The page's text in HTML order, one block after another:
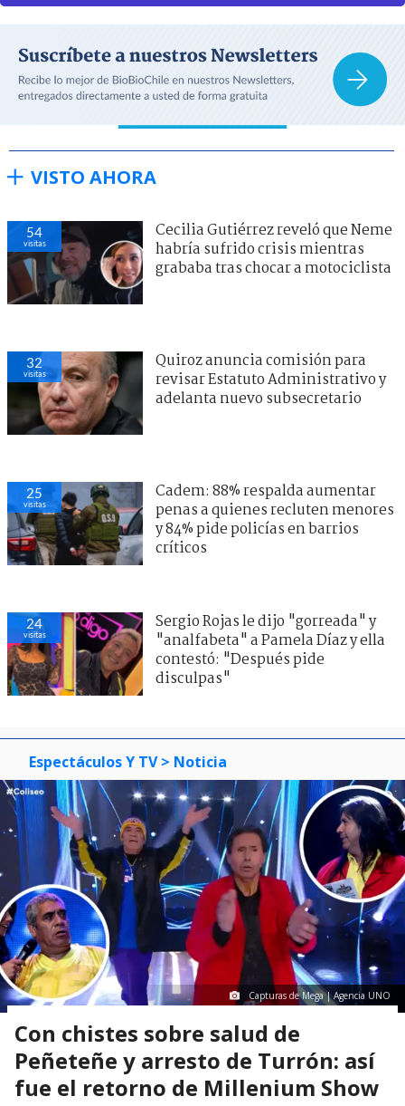
VISTO AHORA
54
visitas
Cecilia Gutiérrez reveló que Neme
habría sufrido crisis mientras
grababa tras chocar a motociclista
32
visitas
Quiroz anuncia comisión para
revisar Estatuto Administrativo y
adelanta nuevo subsecretario
25
visitas
Cadem: 88% respalda aumentar
penas a quienes recluten menores
y 84% pide policías en barrios
críticos
24
visitas
Sergio Rojas le dijo "gorreada" y
"analfabeta" a Pamela Díaz y ella
contestó: "Después pide
disculpas"
Espectáculos Y TV > Noticia
Capturas de Mega | Agencia UNO
Con chistes sobre salud de
Peñeteñe y arresto de Turrón: así
fue el retorno de Millenium Show